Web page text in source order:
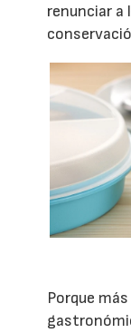
renunciar a
Porque